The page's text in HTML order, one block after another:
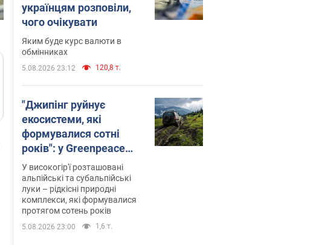
українцям розповіли,
чого очікувати
Яким буде курс валюти в
обмінниках
5.08.2026 23:12 120,8 т.
"Джипінг руйнує
екосистеми, які
формувалися сотні
років": у Greenpeace
забили на сполох
У високогір'ї розташовані
альпійські та субальпійські
луки – рідкісні природні
комплекси, які формувалися
протягом сотень років
5.08.2026 23:00 1,6 т.